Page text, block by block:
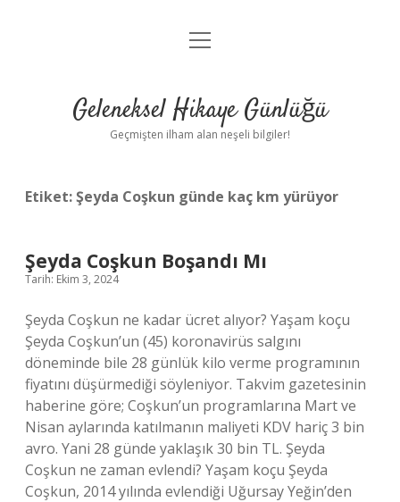
Anasayfa
Yasal Uyarı
menüyü
Geleneksel Hikaye Günlüğü
Geçmişten ilham alan neşeli bilgiler!
Etiket:Şeyda Coşkun günde kaç km yürüyor
Şeyda Coşkun Boşandı Mı
Tarih: Ekim 3, 2024
Şeyda Coşkun ne kadar ücret alıyor? Yaşam koçu
Şeyda Coşkun’un (45) koronavirüs salgını
döneminde bile 28 günlük kilo verme programının
fiyatını düşürmediği söyleniyor. Takvim gazetesinin
haberine göre; Coşkun’un programlarına Mart ve
Nisan aylarında katılmanın maliyeti KDV hariç 3 bin
avro. Yani 28 günde yaklaşık 30 bin TL. Şeyda
Coşkun ne zaman evlendi? Yaşam koçu Şeyda
Coşkun, 2014 yılında evlendiği Uğursay Yeğin’den